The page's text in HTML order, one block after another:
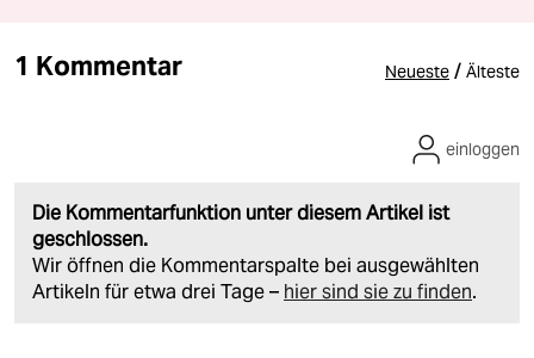
1 Kommentar Neueste / Älteste
Die Kommentarfunktion unter diesem Artikel ist
geschlossen.
Wir öffnen die Kommentarspalte bei ausgewählten
Artikeln für etwa drei Tage – hier sind sie zu finden.
einloggen